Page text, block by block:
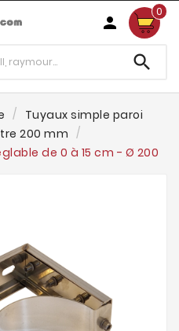

0

Tuyaux simple paroi
200 mm
de 0 à 15 cm - Ø 200